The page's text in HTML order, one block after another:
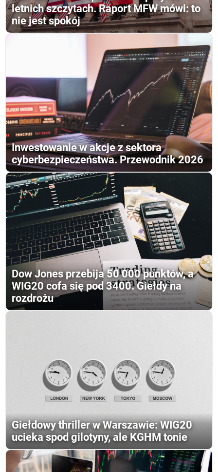
letnich szczytach. Raport MFW mówi: to
nie jest spokój
Inwestowanie w akcje z sektora
cyberbezpieczeństwa. Przewodnik 2026
Dow Jones przebija 50 000 punktów, a
WIG20 cofa się pod 3400. Giełdy na
rozdrożu
Giełdowy thriller w Warszawie: WIG20
ucieka spod gilotyny, ale KGHM tonie